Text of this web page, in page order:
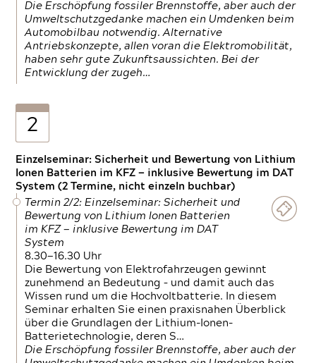
Die Erschöpfung fossiler Brennstoffe, aber auch der
Umweltschutzgedanke machen ein Umdenken beim
Automobilbau notwendig. Alternative
Antriebskonzepte, allen voran die Elektromobilität,
haben sehr gute Zukunftsaussichten. Bei der
Entwicklung der zugeh…
2
Einzelseminar: Sicherheit und Bewertung von Lithium
Ionen Batterien im KFZ — inklusive Bewertung im DAT
System (2 Termine, nicht einzeln buchbar)
Termin 2/2: Einzelseminar: Sicherheit und
Bewertung von Lithium Ionen Batterien
im KFZ — inklusive Bewertung im DAT
System
8.30—16.30 Uhr
Die Bewertung von Elektrofahrzeugen gewinnt
zunehmend an Bedeutung – und damit auch das
Wissen rund um die Hochvoltbatterie. In diesem
Seminar erhalten Sie einen praxisnahen Überblick
über die Grundlagen der Lithium-Ionen-
Batterietechnologie, deren S…
Die Erschöpfung fossiler Brennstoffe, aber auch der